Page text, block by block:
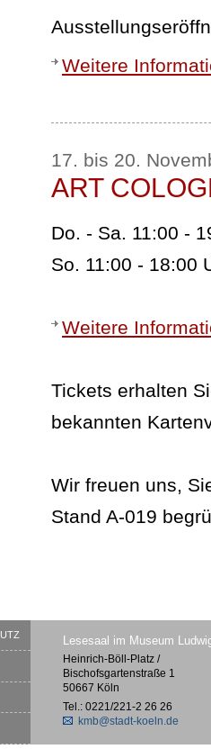
Weitere
17. bis 20.
ART
Do. - Sa. 11:00 -
So. 11:00 - 18:00
Weitere
Tickets erhalten
bekannten
Wir freuen uns,
Stand A-019
Lesesaal im Museum
Heinrich-Böll-Platz /
Bischofsgartenstraße 1
50667 Köln
Tel.: 0221/221-2 26 26
kmb@stadt-koeln.de